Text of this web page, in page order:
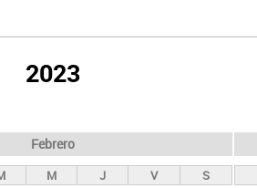
2023
Febrero
M J V S